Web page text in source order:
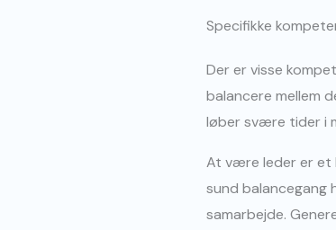
Specifikke
Der er visse
balancere mellem
løber svære tider i
At være leder er et
sund balancegang
samarbejde.